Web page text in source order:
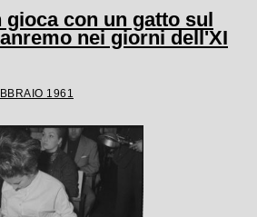
gioca con un gatto sul
nei giorni dell'XI
1961